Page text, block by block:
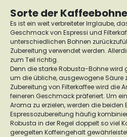
Sorte der
Es ist ein weit verbreiteter Irrglaube,
Geschmack von Espressi und
unterschiedlichen Bohnen
Zubereitung verwendet werden.
zum Teil richtig.
Denn die starke Robusta-Bohne wird
um die übliche, ausgewogene Säure
Zubereitung von Filterkaffee wird die
feineren Geschmack präferiert. Um
Aroma zu erzielen, werden die beiden
Espressozubereitung häufig
Robusta in der Regel doppelt so viel
geregelten Koffeingehalt